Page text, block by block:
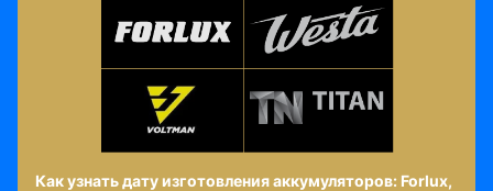
Как узнать дату изготовления аккумуляторов: Forlux,